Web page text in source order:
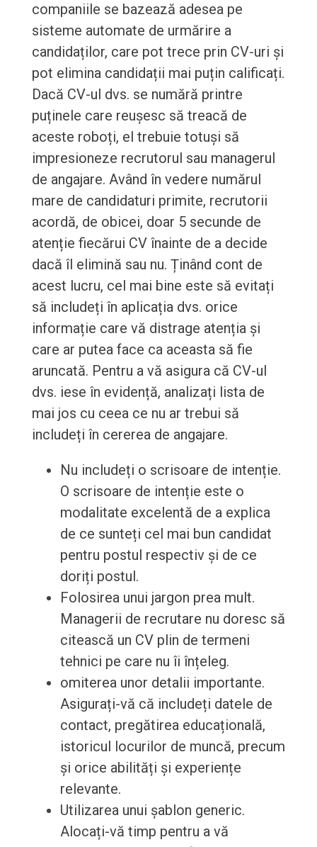
companiile se bazează adesea pe
sisteme automate de urmărire a
candidaților, care pot trece prin CV-uri și
pot elimina candidații mai puțin calificați.
Dacă CV-ul dvs. se numără printre
puținele care reușesc să treacă de
aceste roboți, el trebuie totuși să
impresioneze recrutorul sau managerul
de angajare. Având în vedere numărul
mare de candidaturi primite, recrutorii
acordă, de obicei, doar 5 secunde de
atenție fiecărui CV înainte de a decide
dacă îl elimină sau nu. Ținând cont de
acest lucru, cel mai bine este să evitați
să includeți în aplicația dvs. orice
informație care vă distrage atenția și
care ar putea face ca aceasta să fie
aruncată. Pentru a vă asigura că CV-ul
dvs. iese în evidență, analizați lista de
mai jos cu ceea ce nu ar trebui să
includeți în cererea de angajare.
Nu includeți o scrisoare de intenție.
O scrisoare de intenție este o
modalitate excelentă de a explica
de ce sunteți cel mai bun candidat
pentru postul respectiv și de ce
doriți postul.
Folosirea unui jargon prea mult.
Managerii de recrutare nu doresc să
citească un CV plin de termeni
tehnici pe care nu îi înțeleg.
omiterea unor detalii importante.
Asigurați-vă că includeți datele de
contact, pregătirea educațională,
istoricul locurilor de muncă, precum
și orice abilități și experiențe
relevante.
Utilizarea unui șablon generic.
Alocați-vă timp pentru a vă